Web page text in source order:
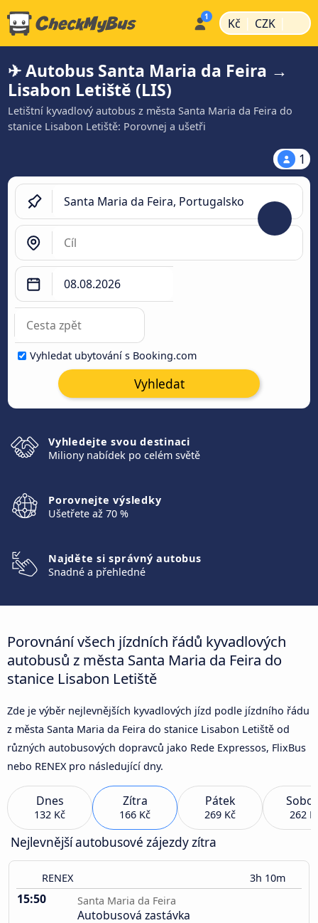
Kč | CZK |
✈ Autobus Santa Maria da Feira →
Lisabon Letiště (LIS)
Letištní kyvadlový autobus z města Santa Maria da Feira do
stanice Lisabon Letiště: Porovnej a ušetři
1
Vyhledat ubytování s Booking.com
Vyhledat
Vyhledejte svou destinaci
Miliony nabídek po celém světě
Porovnejte výsledky
Ušetřete až 70 %
Najděte si správný autobus
Snadné a přehledné
Porovnání všech jízdních řádů kyvadlových
autobusů z města Santa Maria da Feira do
stanice Lisabon Letiště
Zde je výběr nejlevnějších kyvadlových jízd podle jízdního řádu
z města Santa Maria da Feira do stanice Lisabon Letiště od
různých autobusových dopravců jako Rede Expressos, FlixBus
nebo RENEX pro následující dny.
Dnes
132 Kč
Zítra
166 Kč
Pátek
269 Kč 262
Nejlevnější autobusové zájezdy zítra
RENEX 3h 10m
15:50 Santa Maria da Feira
Autobusová zastávka